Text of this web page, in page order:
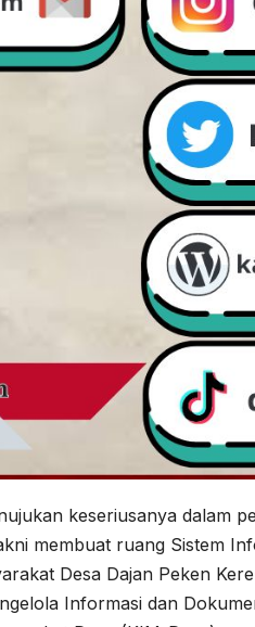
keseriusanya dalam
membuat ruang Sistem
Desa Dajan Peken
Informasi dan